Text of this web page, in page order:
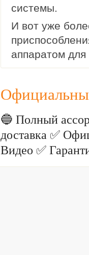
системы.
И вот уже
аппаратом
🔵 Полный
доставка ✅
Видео ✅